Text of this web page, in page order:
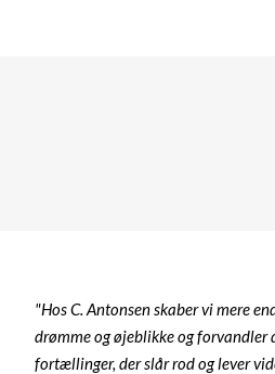
"Hos C. Antonsen skaber vi mere
drømme og øjeblikke og forvandler
fortællinger, der slår rod og lever